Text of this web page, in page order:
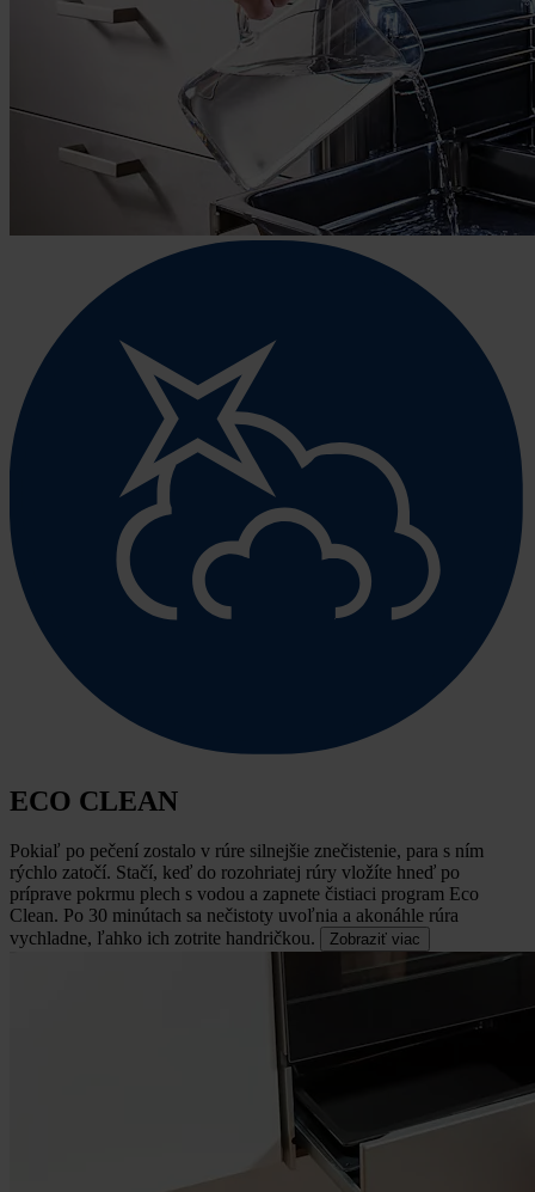
ECO CLEAN
Pokiaľ po pečení zostalo v rúre silnejšie znečistenie, para s ním
rýchlo zatočí. Stačí, keď do rozohriatej rúry vložíte hneď po
príprave pokrmu plech s vodou a zapnete čistiaci program Eco
Clean. Po 30 minútach sa nečistoty uvoľnia a akonáhle rúra
vychladne, ľahko ich zotrite handričkou.
Zobraziť viac